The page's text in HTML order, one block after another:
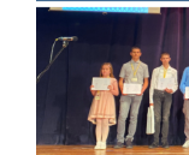
obrázok